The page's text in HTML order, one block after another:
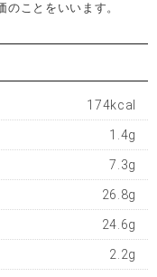
ことをいいます。
174kcal
1.4g
7.3g
26.8g
24.6g
2.2g